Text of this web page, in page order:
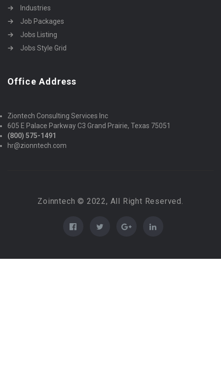
Industries
Job Packages
Jobs Listing
Jobs Style Grid
Office Address
Ziontech Consulting Services Inc
605 E Palace Parkway C3 Grand Prairie, Texas 75051
(800) 575-1491
hr@zionntech.com
Zoinntech © 2022, All Right Reserved.